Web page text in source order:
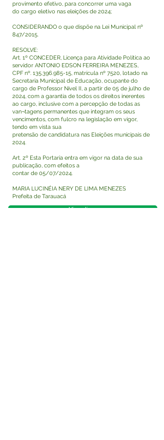
provimento efetivo, para concorrer uma vaga
do cargo eletivo nas eleições de 2024;
CONSIDERANDO o que dispõe na Lei Municipal nº
847/2015.
RESOLVE:
Art. 1º CONCEDER, Licença para Atividade Política ao
servidor ANTONIO EDSON FERREIRA MENEZES,
CPF nº. 135.396.985-15, matrícula nº 7520, lotado na
Secretaria Municipal de Educação, ocupante do
cargo de Professor Nível II, a partir de 05 de julho de
2024, com a garantia de todos os direitos inerentes
ao cargo, inclusive com a percepção de todas as
van¬tagens permanentes que integram os seus
vencimentos, com fulcro na legislação em vigor,
tendo em vista sua
pretensão de candidatura nas Eleições municipais de
2024.
Art. 2º Esta Portaria entra em vigor na data de sua
publicação, com efeitos a
contar de 05/07/2024.
MARIA LUCINÉIA NERY DE LIMA MENEZES
Prefeita de Tarauacá
Visualizar